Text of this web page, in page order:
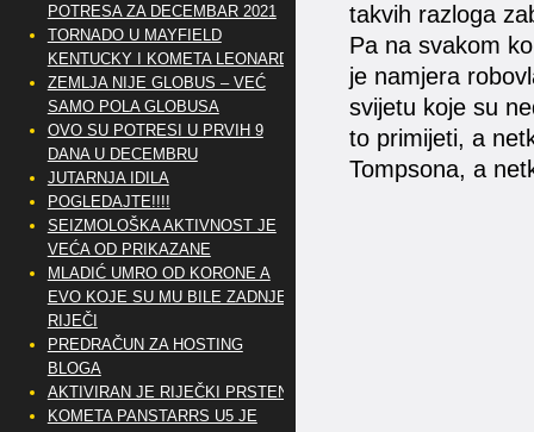
takvih razloga
Pa na svakom
je namjera
svijetu koje su
to primijeti, a
Tompsona, a
POTRESA ZA DECEMBAR 2021
TORNADO U MAYFIELD
KENTUCKY I KOMETA LEONARD
ZEMLJA NIJE GLOBUS – VEĆ
SAMO POLA GLOBUSA
OVO SU POTRESI U PRVIH 9
DANA U DECEMBRU
JUTARNJA IDILA
POGLEDAJTE!!!!
SEIZMOLOŠKA AKTIVNOST JE
VEĆA OD PRIKAZANE
MLADIĆ UMRO OD KORONE A
EVO KOJE SU MU BILE ZADNJE
RIJEČI
PREDRAČUN ZA HOSTING
BLOGA
AKTIVIRAN JE RIJEČKI PRSTEN
KOMETA PANSTARRS U5 JE